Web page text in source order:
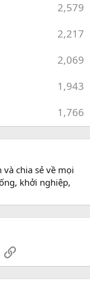
2,579
2,217
2,069
1,943
1,766
chia sẻ về mọi
khởi nghiệp,
Link